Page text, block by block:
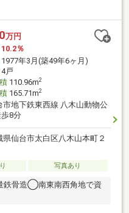
万円
10.2％
1977年3月(築49年6ヶ月)
戸
110.96m2
165.71m2
市地下鉄東西線 八木山動物公
8分
県仙台市太白区八木山本町２
写真あり
骨造◯南東南西角地で資